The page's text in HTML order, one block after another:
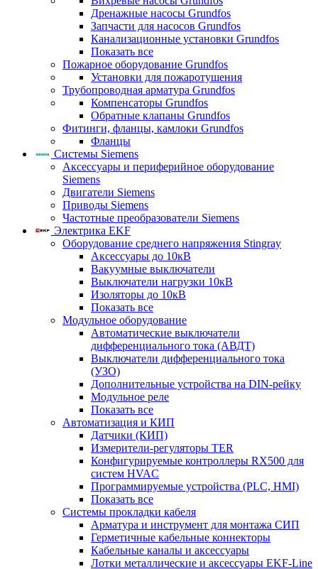
Дренажные насосы Grundfos
Запчасти для насосов Grundfos
Канализационные установки Grundfos
Показать все
Пожарное оборудование Grundfos
Установки для пожаротушения
Трубопроводная арматура Grundfos
Компенсаторы Grundfos
Обратные клапаны Grundfos
Фитинги, фланцы, камлоки Grundfos
Фланцы
Системы Siemens
Аксессуары и периферийное оборудование
Siemens
Двигатели Siemens
Приводы Siemens
Частотные преобразователи Siemens
Электрика EKF
Оборудование среднего напряжения Stingray
Аксессуары до 10кВ
Вакуумные выключатели
Выключатели нагрузки 10кВ
Изоляторы до 10кВ
Показать все
Модульное оборудование
Автоматические выключатели
дифференциального тока (АВДТ)
Выключатели дифференциального тока
(УЗО)
Дополнительные устройства на DIN-рейку
Модульное реле
Показать все
Автоматизация и КИП
Датчики (КИП)
Измерители-регуляторы TER
Конфигурируемые контроллеры RX500 для
систем HVAC
Программируемые устройства (PLC, HMI)
Показать все
Системы прокладки кабеля
Арматура и инструмент для монтажа СИП
Герметичные кабельные коннекторы
Кабельные каналы и аксессуары
Лотки металлические и аксессуары EKF-Line